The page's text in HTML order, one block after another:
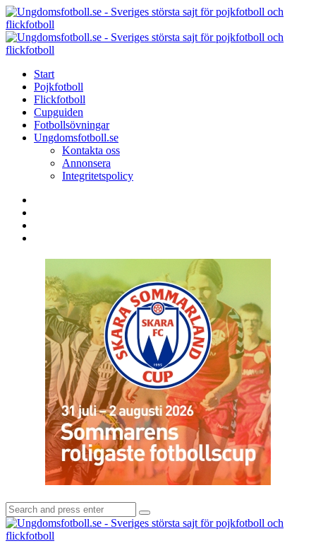
Menu
Search
Menu
Start
Pojkfotboll
Flickfotboll
Cupguiden
Fotbollsövningar
Ungdomsfotboll.se
Kontakta oss
Annonsera
Integritetspolicy
Search
for:
Search